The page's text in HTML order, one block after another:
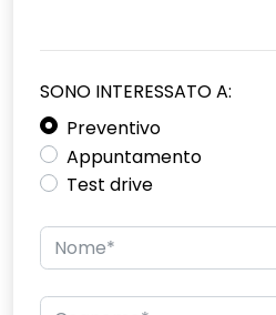
SONO INTERESSATO A:
Preventivo
Appuntamento
Test drive